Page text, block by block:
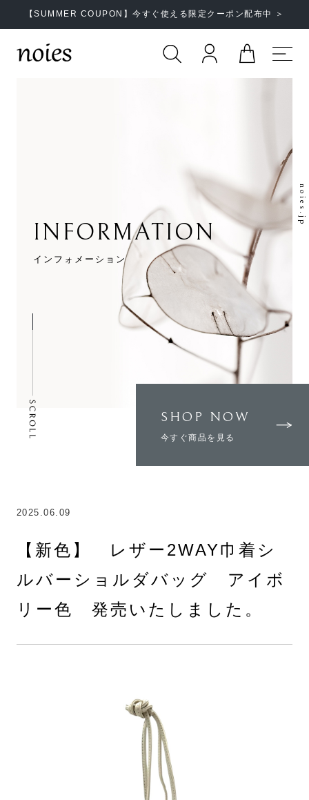
【SUMMER COUPON】今すぐ使える限定クーポン配布中 ＞
INFORMATION
インフォメーション
noies.jp
SHOP NOW
今すぐ商品を見る
2025.06.09
【新色】 レザー2WAY巾着シ
ルバーショルダバッグ アイボ
リー色 発売いたしました。